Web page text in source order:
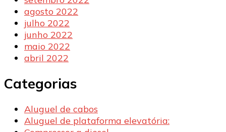
agosto 2022
julho 2022
junho 2022
maio 2022
abril 2022
Categorias
Aluguel de cabos
Aluguel de plataforma elevatória: